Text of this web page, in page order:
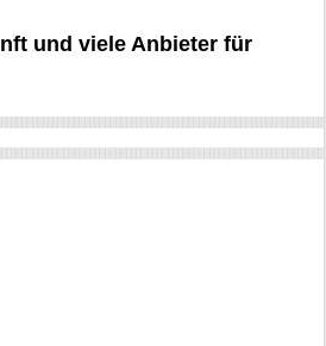
und viele Anbieter für